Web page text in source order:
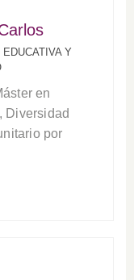
Y
en
Diversidad
por